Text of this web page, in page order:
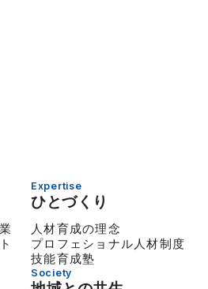
Expertise
ひとづくり
人材育成の理念
プロフェショナル人材制度
技能育成塾
Society